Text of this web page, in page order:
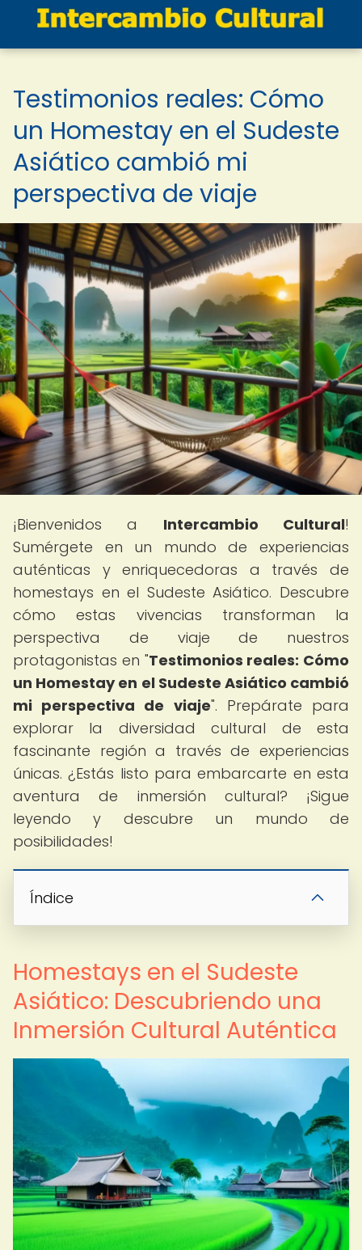
Testimonios reales: Cómo
un Homestay en el Sudeste
Asiático cambió mi
perspectiva de viaje
¡Bienvenidos a Intercambio Cultural!
Sumérgete en un mundo de experiencias
auténticas y enriquecedoras a través de
homestays en el Sudeste Asiático. Descubre
cómo estas vivencias transforman la
perspectiva de viaje de nuestros
protagonistas en "Testimonios reales: Cómo
un Homestay en el Sudeste Asiático cambió
mi perspectiva de viaje". Prepárate para
explorar la diversidad cultural de esta
fascinante región a través de experiencias
únicas. ¿Estás listo para embarcarte en esta
aventura de inmersión cultural? ¡Sigue
leyendo y descubre un mundo de
posibilidades!
Índice
Homestays en el Sudeste
Asiático: Descubriendo una
Inmersión Cultural Auténtica